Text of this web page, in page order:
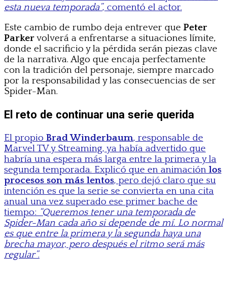
esta nueva temporada”, comentó el actor.
Este cambio de rumbo deja entrever que Peter
Parkervolverá a enfrentarse a situaciones límite,
donde el sacrificio y la pérdida serán piezas clave
de la narrativa. Algo que encaja perfectamente
con la tradición del personaje, siempre marcado
por la responsabilidad y las consecuencias de ser
Spider-Man.
El reto de continuar una serie querida
El propio Brad Winderbaum, responsable de
Marvel TV y Streaming, ya había advertido que
habría una espera más larga entre la primera y la
segunda temporada. Explicó que en animación los
procesos son más lentos, pero dejó claro que su
intención es que la serie se convierta en una cita
anual una vez superado ese primer bache de
tiempo: “Queremos tener una temporada de
Spider-Man cada año si depende de mí. Lo normal
es que entre la primera y la segunda haya una
brecha mayor, pero después el ritmo será más
regular”.